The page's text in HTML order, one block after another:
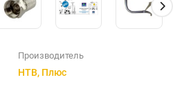
Производитель
НТВ, Плюс